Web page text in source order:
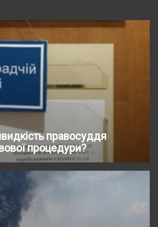
правосуддя
процедури?